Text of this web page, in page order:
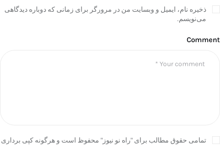
ذخیره نام، ایمیل و وبسایت من در مرورگر برای زمانی که دوباره دیدگاهی
می‌نویسم.
Comment
تمامی حقوق مطالب برای "راه نو نیوز" محفوظ است و هرگونه کپی برداری